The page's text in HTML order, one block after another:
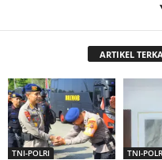
ARTIKEL
TNI-POLRI TNI-